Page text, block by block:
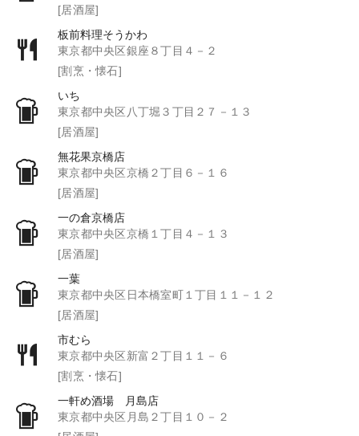
[居酒屋]
板前料理そうかわ
東京都中央区銀座８丁目４－２
[割烹・懐石]
いち
東京都中央区八丁堀３丁目２７－１３
[居酒屋]
無花果京橋店
東京都中央区京橋２丁目６－１６
[居酒屋]
一の倉京橋店
東京都中央区京橋１丁目４－１３
[居酒屋]
一葉
東京都中央区日本橋室町１丁目１１－１２
[居酒屋]
市むら
東京都中央区新富２丁目１１－６
[割烹・懐石]
一軒め酒場 月島店
東京都中央区月島２丁目１０－２